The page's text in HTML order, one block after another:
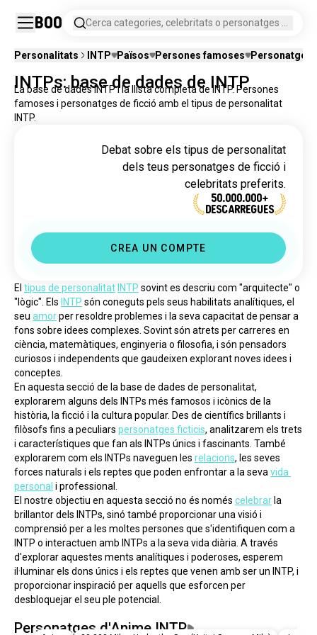
Boo
Cerca categories, celebritats o personatges de
Personalitats
INTP Països Persones famoses Personatges
INTPs: base de dades de INTP
La base de dades INTP i la llista completa de INTP. Persones
famoses i personatges de ficció amb el tipus de personalitat
INTP.
Debat sobre els tipus de personalitat
dels teus personatges de ficció i
celebritats preferits.
50.000.000+
DESCÀRREGUES
CREA UN COMPTE
El tipus de personalitat INTP sovint es descriu com "arquitecte" o
"lògic". Els INTP són coneguts pels seus habilitats analítiques, el
seu amor per resoldre problemes i la seva capacitat de pensar a
fons sobre idees complexes. Sovint són atrets per carreres en
ciència, matemàtiques, enginyeria o filosofia, i són pensadors
curiosos i independents que gaudeixen explorant noves idees i
conceptes.
En aquesta secció de la base de dades de personalitat,
explorarem alguns dels INTPs més famosos i icònics de la
història, la ficció i la cultura popular. Des de científics brillants i
filòsofs fins a peculiars personatges ficticis, analitzarem els trets
i característiques que fan als INTPs únics i fascinants. També
explorarem com els INTPs naveguen les relacions, les seves
forces naturals i els reptes que poden enfrontar a la seva vida
personal i professional.
El nostre objectiu en aquesta secció no és només celebrar la
brillantor dels INTPs, sinó també proporcionar una visió i
comprensió per a les moltes persones que s'identifiquen com a
INTP o interactuen amb INTPs a la seva vida diària. A través
d'explorar aquestes ments analítiques i poderoses, esperem
il·luminar els dons únics i els reptes que venen amb ser un INTP, i
proporcionar inspiració per aquells que esforcen per
desbloquejar el seu ple potencial.
Personatges d'Anime INTP